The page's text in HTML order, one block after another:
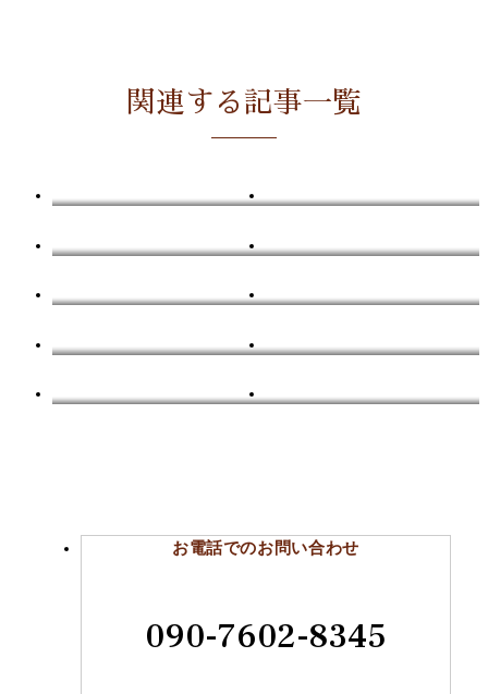
関連する記事一覧
お電話でのお問い合わせ
090-7602-8345